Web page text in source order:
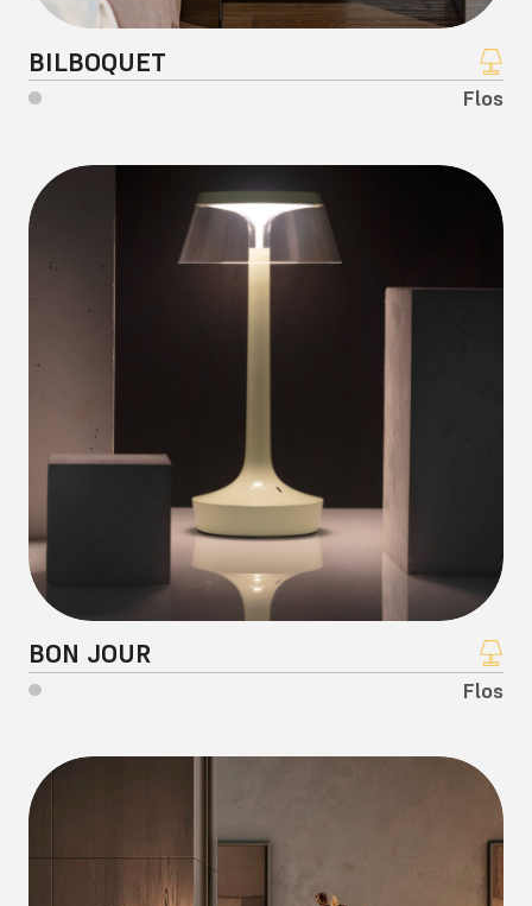
BILBOQUET
Flos
BON JOUR
Flos